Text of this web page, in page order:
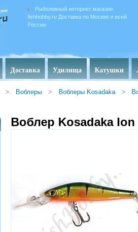
Рыболовный интернет магазин
fishhobby.ru Доставка по Москве и всей
России
Доставка Удилища Катушки
> Воблеры > Воблеры Kosadaka >
Воблер Kosadaka Ion